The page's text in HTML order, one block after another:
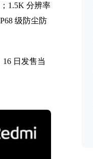
1.5K 分辨率
级防尘防
日发售当